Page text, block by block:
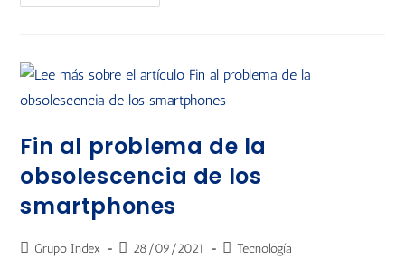
Fin al problema de la
obsolescencia de los
smartphones
Grupo Index 28/09/2021 Tecnología